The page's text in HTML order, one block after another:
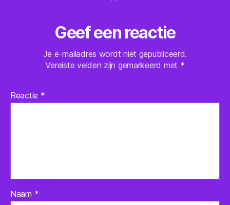
Geef een reactie
Je e-mailadres wordt niet gepubliceerd.
Vereiste velden zijn gemarkeerd met *
Reactie *
Naam *